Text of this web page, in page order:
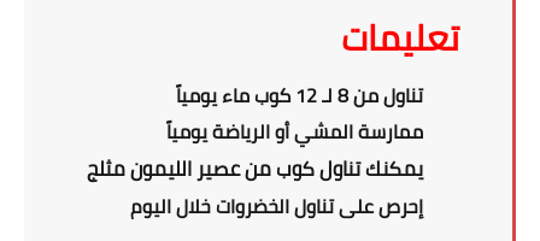
تعليمات
تناول من 8 لـ 12 كوب ماء يومياً
ممارسة المشي أو الرياضة يومياً
يمكنك تناول كوب من عصير الليمون مثلج
إحرص على تناول الخضروات خلال اليوم